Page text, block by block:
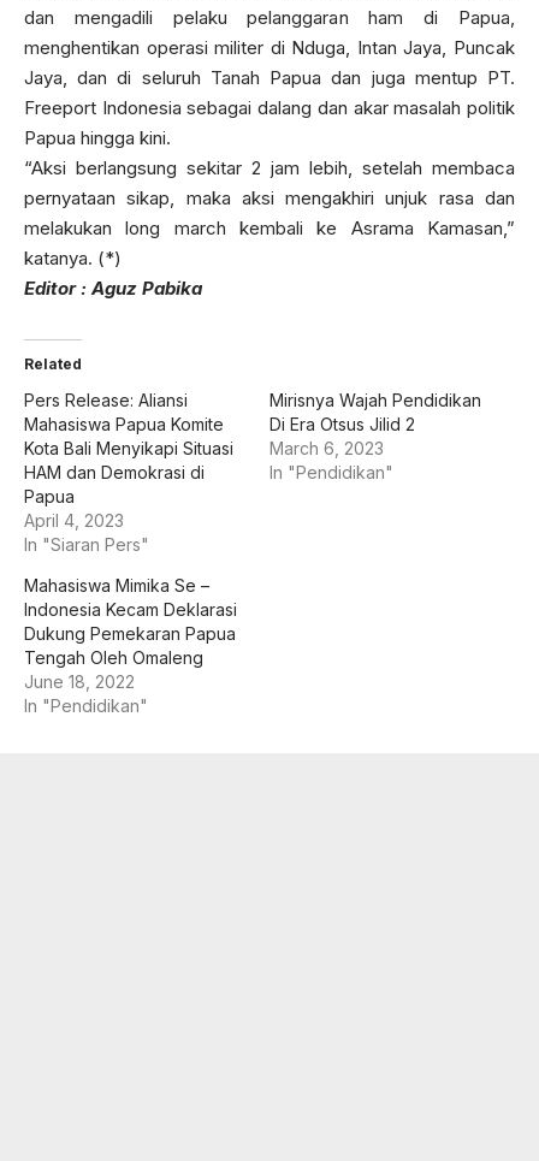
dan mengadili pelaku pelanggaran ham di Papua,
menghentikan operasi militer di Nduga, Intan Jaya, Puncak
Jaya, dan di seluruh Tanah Papua dan juga mentup PT.
Freeport Indonesia sebagai dalang dan akar masalah politik
Papua hingga kini.
“Aksi berlangsung sekitar 2 jam lebih, setelah membaca
pernyataan sikap, maka aksi mengakhiri unjuk rasa dan
melakukan long march kembali ke Asrama Kamasan,”
katanya. (*)
Editor : Aguz Pabika
Related
Pers Release: Aliansi
Mahasiswa Papua Komite
Kota Bali Menyikapi Situasi
HAM dan Demokrasi di
Papua
April 4, 2023
In "Siaran Pers"
Mirisnya Wajah Pendidikan
Di Era Otsus Jilid 2
March 6, 2023
In "Pendidikan"
Mahasiswa Mimika Se –
Indonesia Kecam Deklarasi
Dukung Pemekaran Papua
Tengah Oleh Omaleng
June 18, 2022
In "Pendidikan"